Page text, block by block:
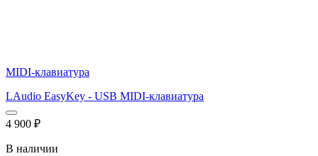
MIDI-клавиатура
LAudio EasyKey - USB MIDI-клавиатура
4 900 ₽
В наличии